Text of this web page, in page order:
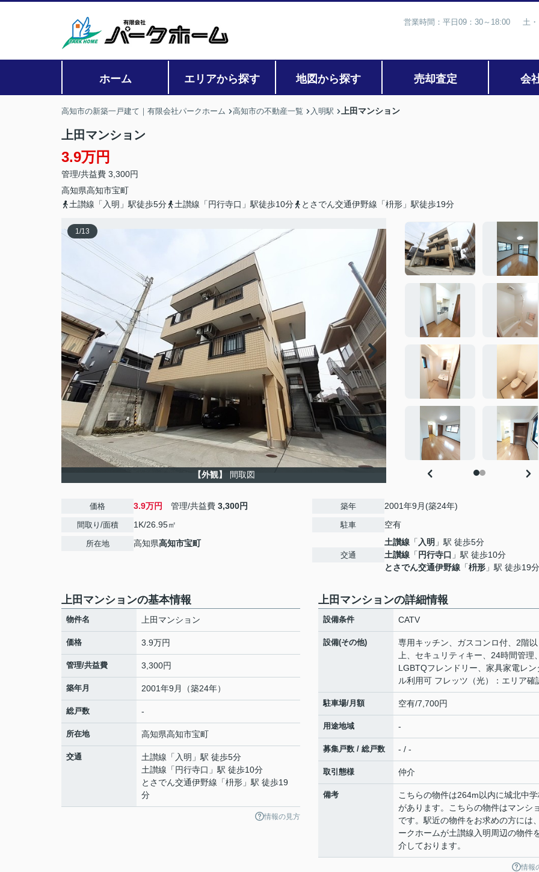
営業時間：平日09：30～18:00 土
ホーム エリアから探す 地図から探す 売却査定 会
高知市の新築一戸建て｜有限会社パークホーム 高知市の不動産一覧 入明駅 上田マンション
上田マンション
3.9万円
管理/共益費 3,300円
高知県高知市宝町
土讃線「入明」駅徒歩5分
土讃線「円行寺口」駅徒歩10分 とさでん交通伊野線「枡形」駅徒歩19分
1/13
【外観】 間取図
価格 3.9万円 管理/共益費 3,300円
間取り/面積 1K/26.95㎡
所在地 高知県高知市宝町
築年 2001年9月(築24年)
駐車 空有
交通
土讃線 「 入明 」駅 徒歩5分
土讃線 「 円行寺口 」駅 徒歩10分
とさでん交通伊野線 「枡形 」駅 徒歩19分
上田マンションの基本情報
物件名 上田マンション
価格 3.9万円
管理/共益費 3,300円
築年月 2001年9月（築24年）
総戸数 -
所在地 高知県高知市宝町
交通 土讃線 「 入明 」駅 徒歩5分
土讃線 「円行寺口 」駅 徒歩10分
とさでん交通伊野線 「枡形 」駅 徒歩19
分
情報の見方
上田マンションの詳細情報
設備条件 CATV
設備(その他)
専用キッチン、ガスコンロ付、2階以
上、セキュリティキー、24時間管理、
LGBTQフレンドリー、家具家電レン
ル利用可 フレッツ（光）：エリア確
駐車場/月額 空有/7,700円
用途地域 -
募集戸数 / 総戸数 - / -
取引態様 仲介
備考
こちらの物件は264m以内に城北中学
があります。こちらの物件はマンシ
です。駅近の物件をお求めの方には
ークホームが土讃線入明周辺の物件
介しております。
情報